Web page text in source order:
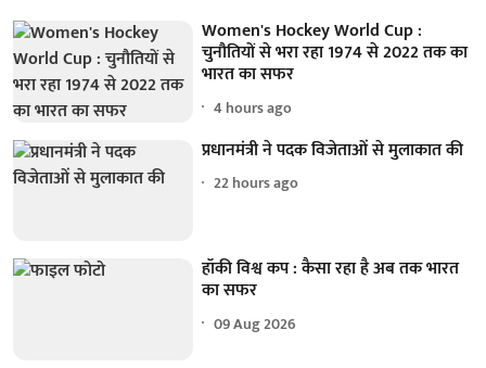
Women's Hockey World Cup :
चुनौतियों से भरा रहा 1974 से 2022 तक का
भारत का सफर
4 hours ago
प्रधानमंत्री ने पदक विजेताओं से मुलाकात की
22 hours ago
हॉकी विश्व कप : कैसा रहा है अब तक भारत
का सफर
09 Aug 2026